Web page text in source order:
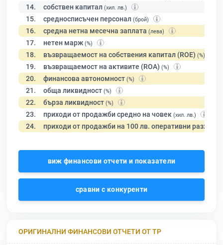
14. собствен капитал (хил. лв.)
15. средносписъчен персонал (брой)
16. средна нетна месечна заплата (лева)
17. нетен марж (%)
18. възвращаемост на собствения капитал (ROE) (%)
19. възвращаемост на активите (ROA) (%)
20. финансова автономност (%)
21. обща ликвидност (%)
22. бърза ликвидност (%)
23. приходи от продажби средно на човек (хил. лв.)
24. приходи от продажби на 100 лв. оперативни разходи
виж финансови отчети и показатели
сравни с конкуренти
ОРИГИНАЛНИ ФИНАНСОВИ ОТЧЕТИ ОТ ТР